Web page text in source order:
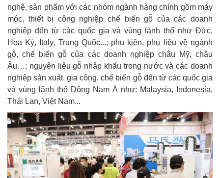
nghệ, sản phẩm với các nhóm ngành hàng chính gồm máy
móc, thiết bị công nghiệp chế biến gỗ của các doanh
nghiệp đến từ các quốc gia và vùng lãnh thổ như Đức,
Hoa Kỳ, Italy, Trung Quốc...; phụ kiện, phụ liệu về ngành
gỗ, chế biến gỗ của các doanh nghiệp châu Mỹ, châu
Âu…; nguyên liệu gỗ nhập khẩu trong nước và các doanh
nghiệp sản xuất, gia công, chế biến gỗ đến từ các quốc gia
và vùng lãnh thổ Đông Nam Á như: Malaysia, Indonesia,
Thái Lan, Việt Nam...